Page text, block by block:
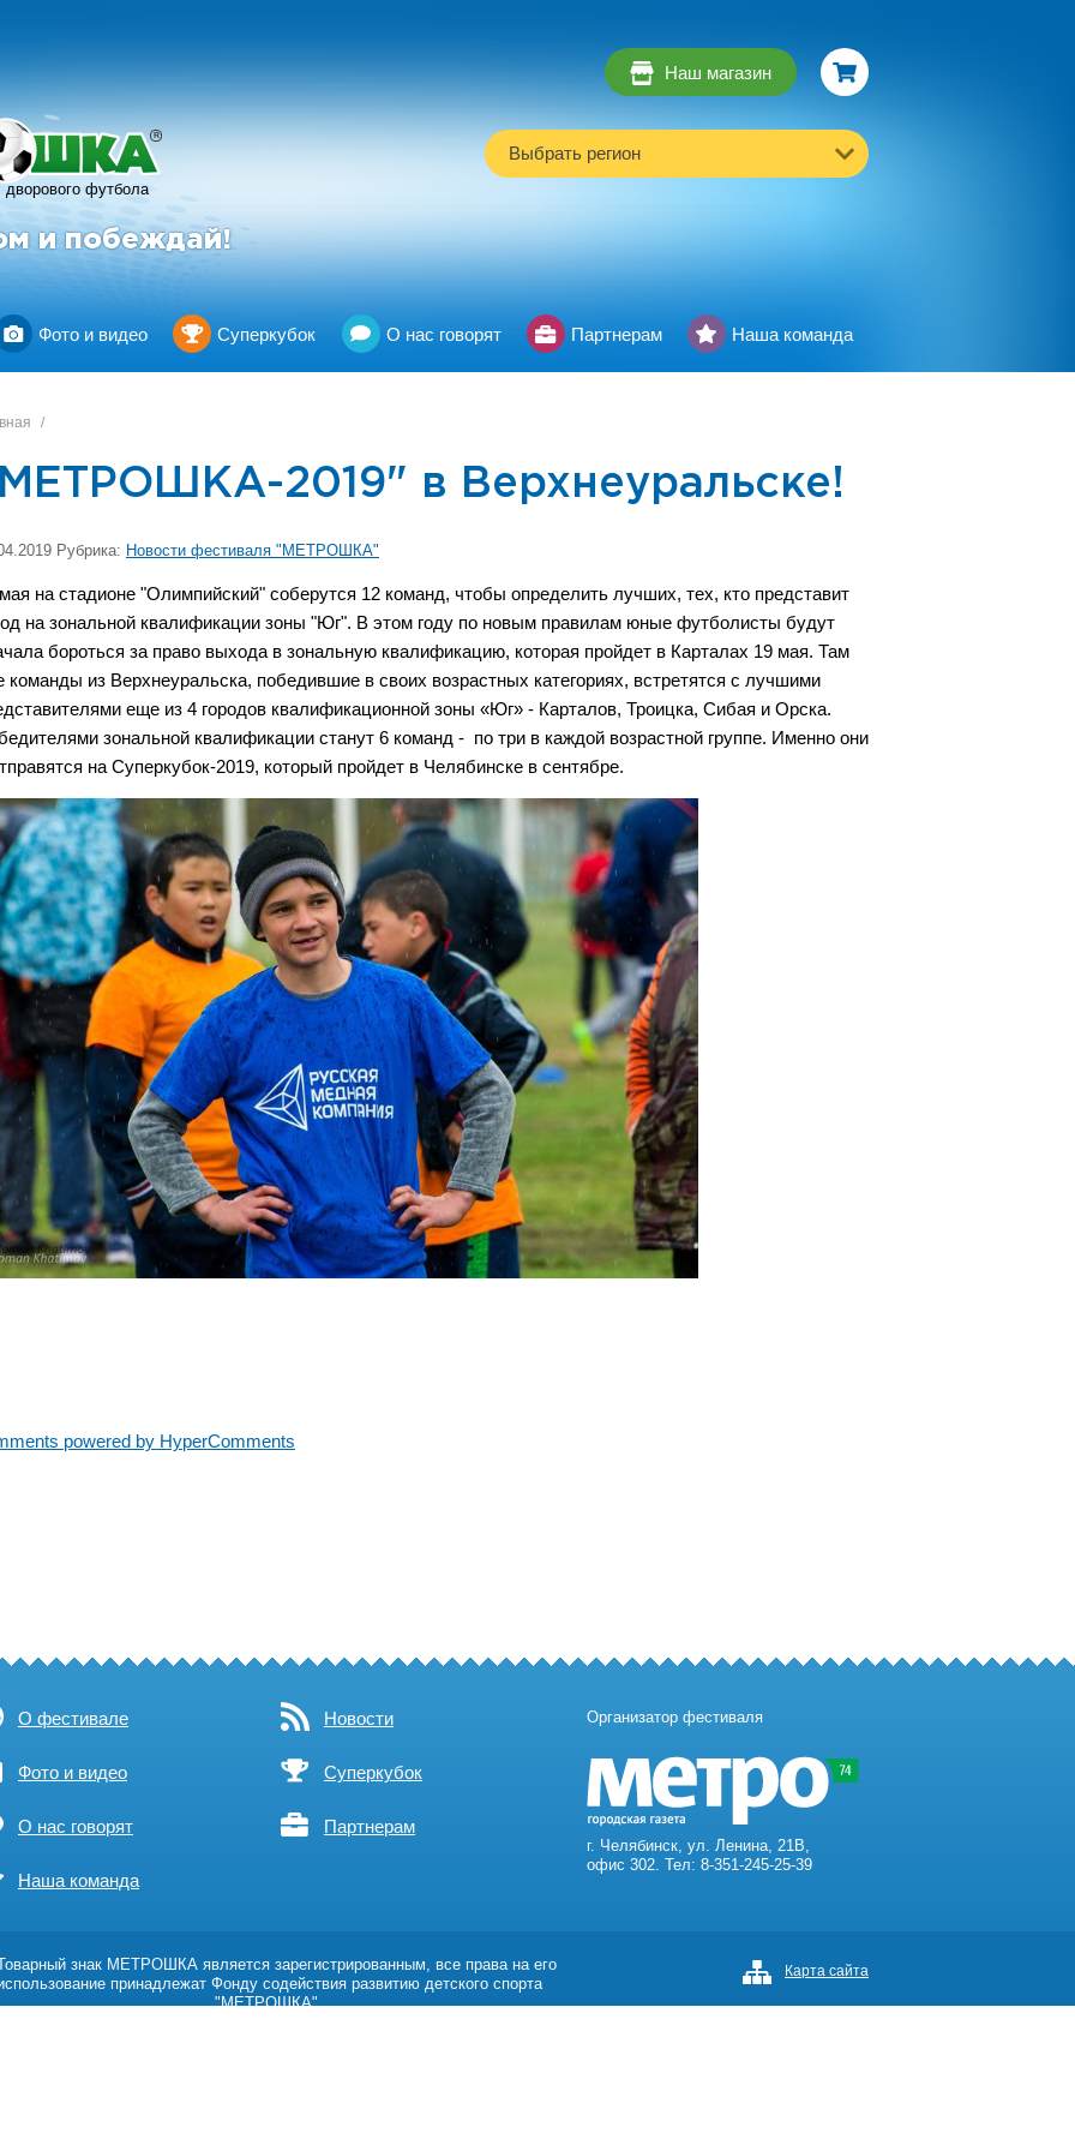
дворового футбола
R
и побеждай!
Наш магазин
Выбрать регион
Фото и видео Суперкубок О нас говорят Партнерам Наша команда
/
2019" в Верхнеуральске!
Рубрика: Новости фестиваля "МЕТРОШКА"
на стадионе "Олимпийский" соберутся 12 команд, чтобы определить лучших, тех, кто представит
на зональной квалификации зоны "Юг". В этом году по новым правилам юные футболисты будут
бороться за право выхода в зональную квалификацию, которая пройдет в Карталах 19 мая. Там
команды из Верхнеуральска, победившие в своих возрастных категориях, встретятся с лучшими
еще из 4 городов квалификационной зоны «Юг» - Карталов, Троицка, Сибая и Орска.
зональной квалификации станут 6 команд - по три в каждой возрастной группе. Именно они
на Суперкубок-2019, который пройдет в Челябинске в сентябре.
powered by HyperComments
О фестивале Новости
Фото и видео Суперкубок
О нас говорят Партнерам
Наша команда
Организатор фестиваля
г. Челябинск, ул. Ленина, 21В,
офис 302. Тел: 8-351-245-25-39
знак МЕТРОШКА является зарегистрированным, все права на его
принадлежат Фонду содействия развитию детского спорта
"МЕТРОШКА".
Карта сайта